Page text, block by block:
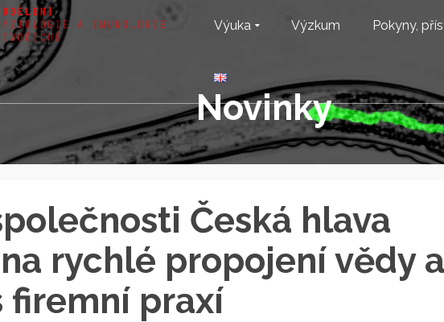
Výuka Výzkum Pokyny,
Novinky
Česká hlava
rychlé propojení vědy a
firemní praxí